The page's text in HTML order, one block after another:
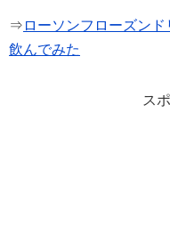
⇒ ローソンフローズン
飲んでみた
ス